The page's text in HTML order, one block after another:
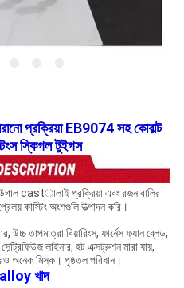
প্রক্রিয়া EB9074 সহ কোবাল্ট
স্কিগল টুইগস
castালাই প্রক্রিয়া এবং রজন বালির
কাস্টিং অংশগুলি উত্পাদন করি।
তাপমাত্রা বিয়ারিংস, ফার্নেস ফ্যান ব্লেড,
লাইনার, হট এক্সট্রুশন মারা যায়,
অনেক মিস্ক। পৃষ্ঠতল পরিধান।
খাদ